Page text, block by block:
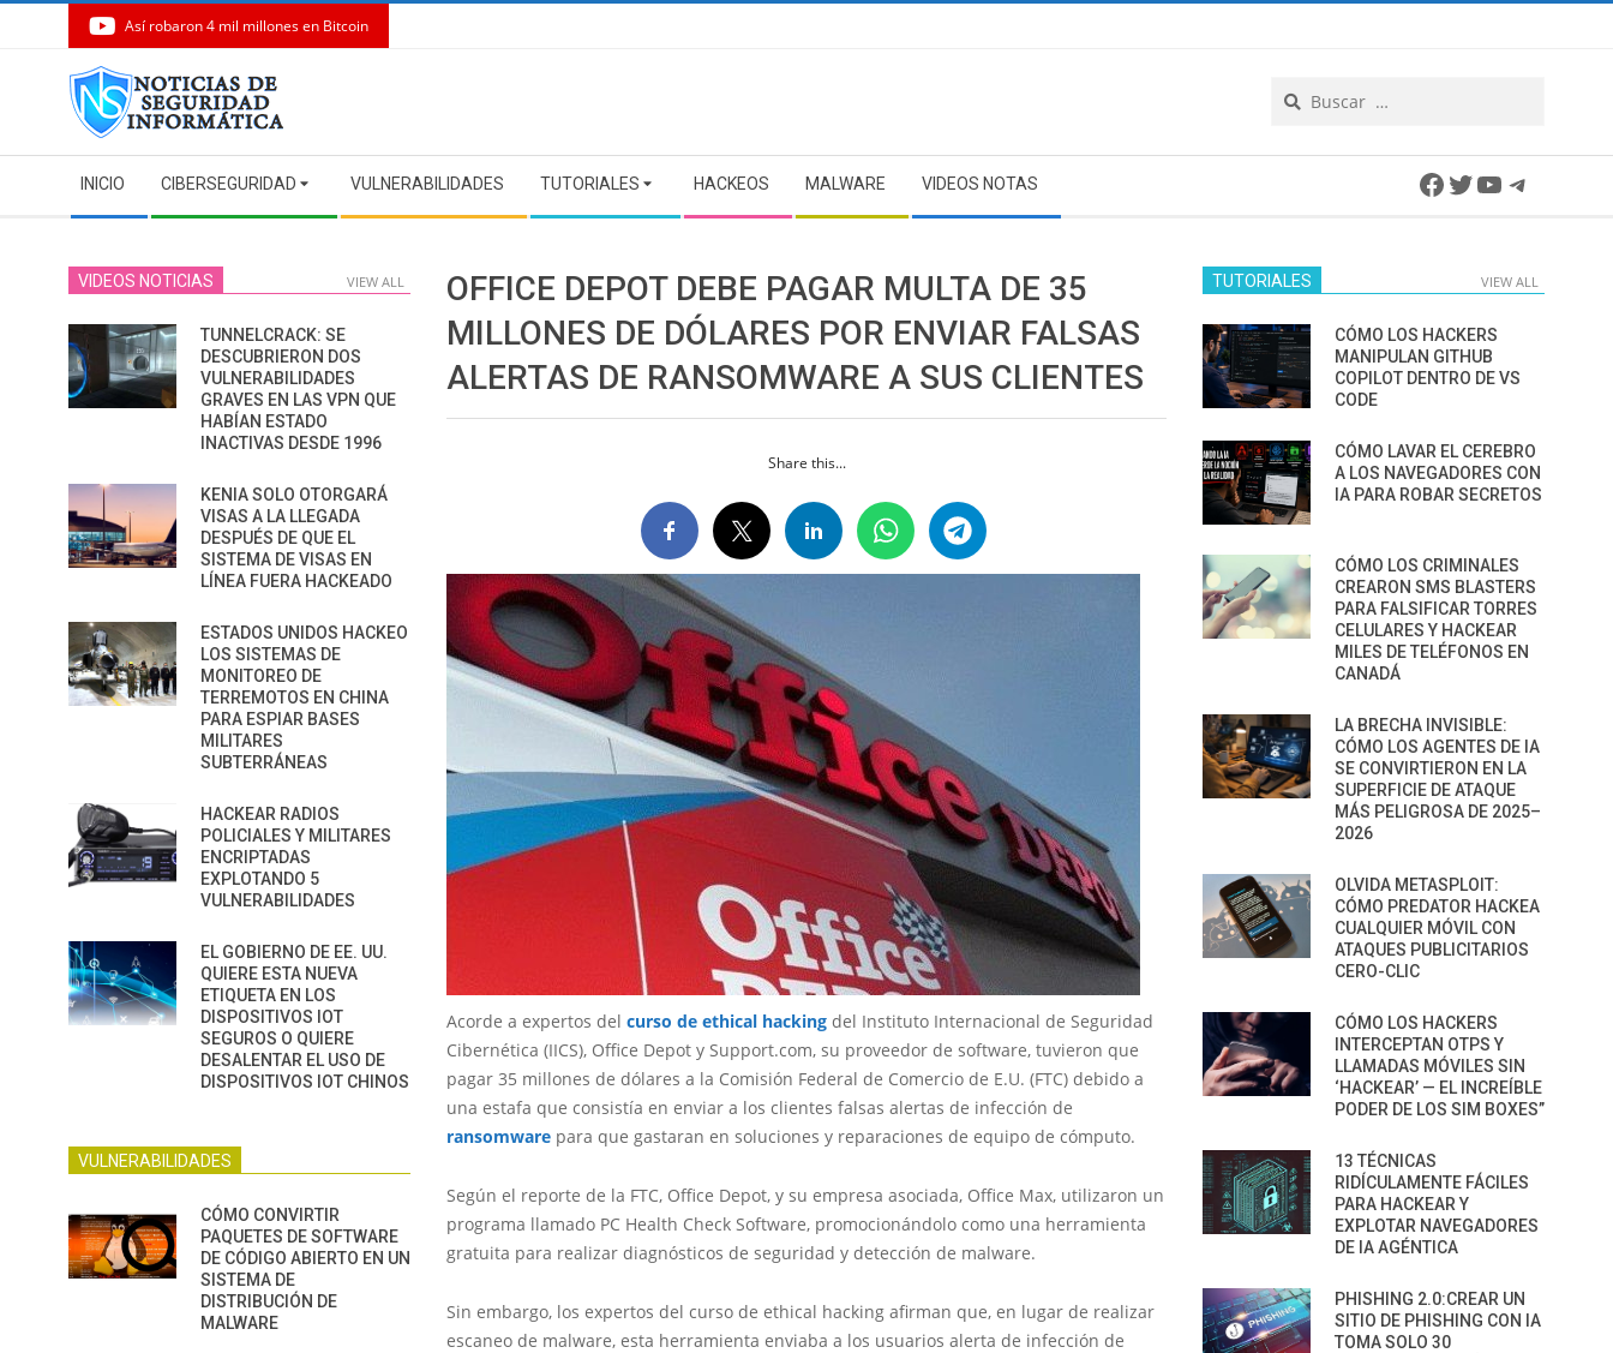
Así robaron 4 mil millones en Bitcoin
Navigation
Menu
INICIO CIBERSEGURIDAD VULNERABILIDADES TUTORIALES HACKEOS MALWARE VIDEOS NOTAS Facebook
Twitter
YouTube
OFFICE DEPOT DEBE PAGAR MULTA DE 35
MILLONES DE DÓLARES POR ENVIAR FALSAS
ALERTAS DE RANSOMWARE A SUS CLIENTES
Share this...
Acorde a expertos del curso de ethical hacking del Instituto Internacional de Seguridad
Cibernética (IICS), Office Depot y Support.com, su proveedor de software, tuvieron que
pagar 35 millones de dólares a la Comisión Federal de Comercio de E.U. (FTC) debido a
una estafa que consistía en enviar a los clientes falsas alertas de infección de
ransomware para que gastaran en soluciones y reparaciones de equipo de cómputo.
Según el reporte de la FTC, Office Depot, y su empresa asociada, Office Max, utilizaron un
programa llamado PC Health Check Software, promocionándolo como una herramienta
gratuita para realizar diagnósticos de seguridad y detección de malware.
Sin embargo, los expertos del curso de ethical hacking afirman que, en lugar de realizar
escaneo de malware, esta herramienta enviaba a los usuarios alerta de infección de
VIDEOS NOTICIAS VIEW ALL
TUNNELCRACK: SE
DESCUBRIERON DOS
VULNERABILIDADES
GRAVES EN LAS VPN QUE
HABÍAN ESTADO
INACTIVAS DESDE 1996
KENIA SOLO OTORGARÁ
VISAS A LA LLEGADA
DESPUÉS DE QUE EL
SISTEMA DE VISAS EN
LÍNEA FUERA HACKEADO
ESTADOS UNIDOS HACKEO
LOS SISTEMAS DE
MONITOREO DE
TERREMOTOS EN CHINA
PARA ESPIAR BASES
MILITARES
SUBTERRÁNEAS
HACKEAR RADIOS
POLICIALES Y MILITARES
ENCRIPTADAS
EXPLOTANDO 5
VULNERABILIDADES
EL GOBIERNO DE EE. UU.
QUIERE ESTA NUEVA
ETIQUETA EN LOS
DISPOSITIVOS IOT
SEGUROS O QUIERE
DESALENTAR EL USO DE
DISPOSITIVOS IOT CHINOS
VULNERABILIDADES
CÓMO CONVIRTIR
PAQUETES DE SOFTWARE
DE CÓDIGO ABIERTO EN UN
SISTEMA DE
DISTRIBUCIÓN DE
MALWARE
TUTORIALES VIEW ALL
CÓMO LOS HACKERS
MANIPULAN GITHUB
COPILOT DENTRO DE VS
CODE
CÓMO LAVAR EL CEREBRO
A LOS NAVEGADORES CON
IA PARA ROBAR SECRETOS
CÓMO LOS CRIMINALES
CREARON SMS BLASTERS
PARA FALSIFICAR TORRES
CELULARES Y HACKEAR
MILES DE TELÉFONOS EN
CANADÁ
LA BRECHA INVISIBLE:
CÓMO LOS AGENTES DE IA
SE CONVIRTIERON EN LA
SUPERFICIE DE ATAQUE
MÁS PELIGROSA DE 2025–
2026
OLVIDA METASPLOIT:
CÓMO PREDATOR HACKEA
CUALQUIER MÓVIL CON
ATAQUES PUBLICITARIOS
CERO-CLIC
CÓMO LOS HACKERS
INTERCEPTAN OTPS Y
LLAMADAS MÓVILES SIN
‘HACKEAR’ — EL INCREÍBLE
PODER DE LOS SIM BOXES”
13 TÉCNICAS
RIDÍCULAMENTE FÁCILES
PARA HACKEAR Y
EXPLOTAR NAVEGADORES
DE IA AGÉNTICA
PHISHING 2.0:CREAR UN
SITIO DE PHISHING CON IA
TOMA SOLO 30